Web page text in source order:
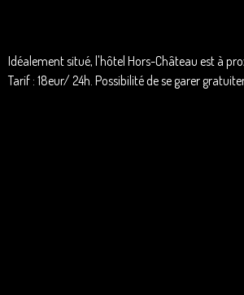
Idéalement situé, l'hôtel Hors-Château est à
Tarif : 18eur/ 24h. Possibilité de se